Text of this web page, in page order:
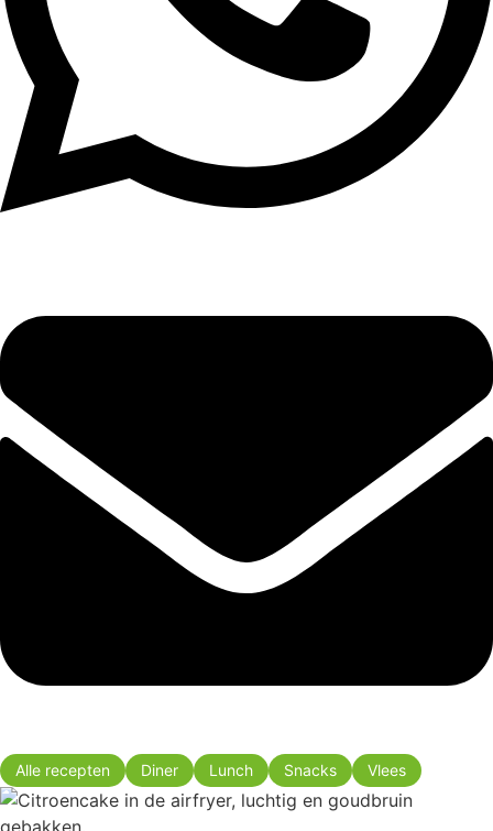
Alle recepten Diner Lunch Snacks Vlees